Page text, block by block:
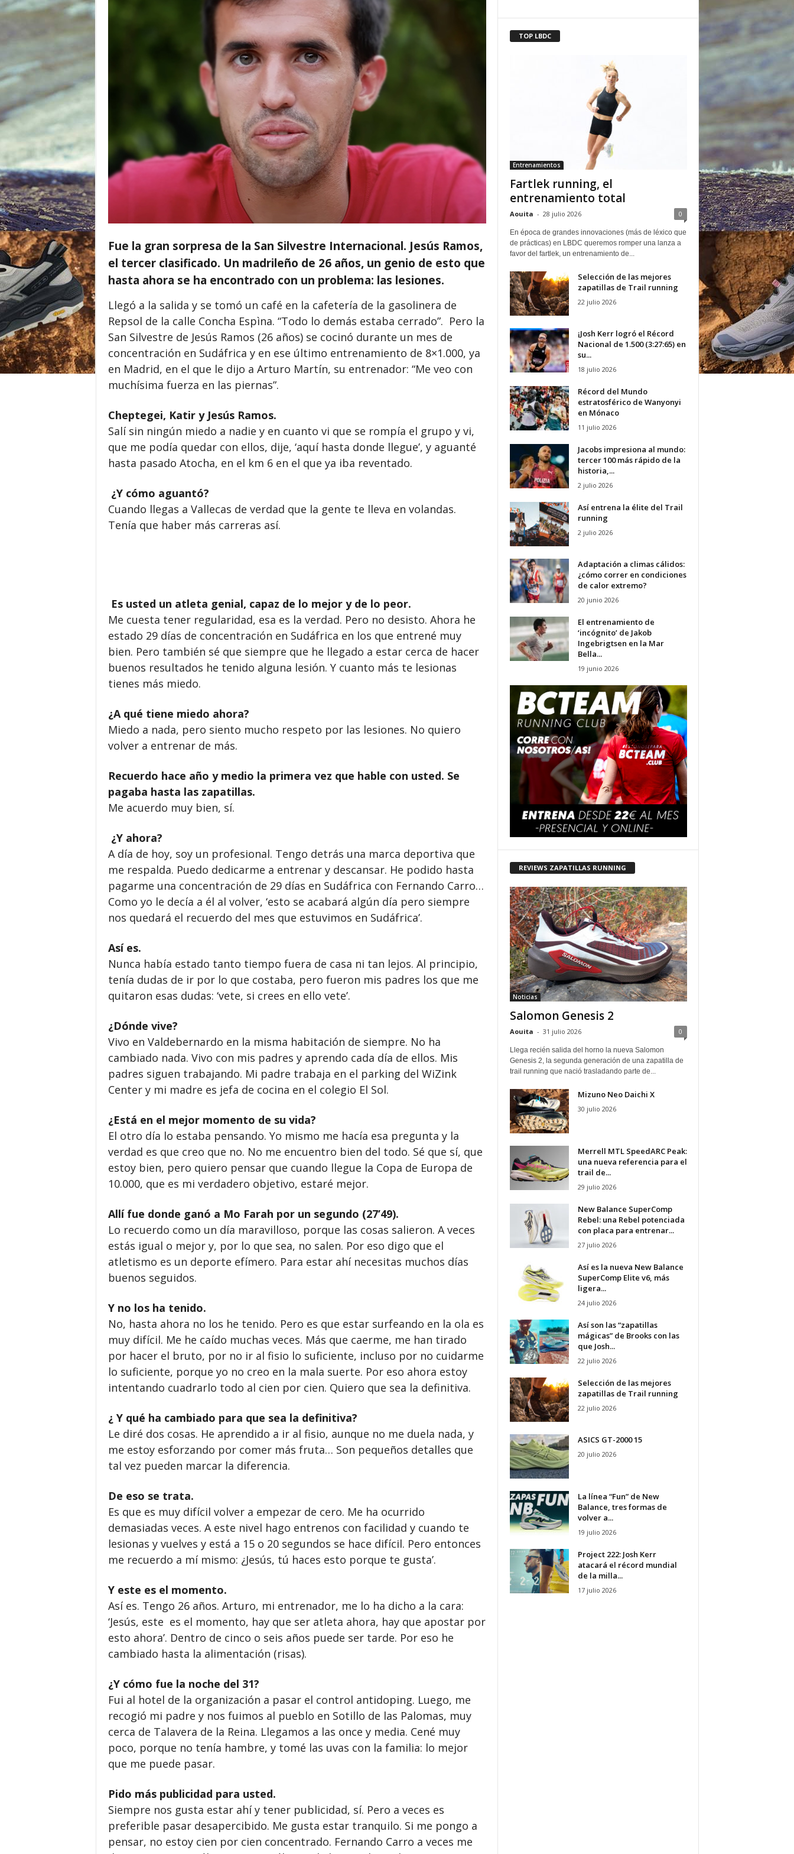
Fue la gran sorpresa de la San Silvestre Internacional. Jesús Ramos,
el tercer clasificado. Un madrileño de 26 años, un genio de esto que
hasta ahora se ha encontrado con un problema: las lesiones.
Llegó a la salida y se tomó un café en la cafetería de la gasolinera de
Repsol de la calle Concha Espìna. “Todo lo demás estaba cerrado”. Pero la
San Silvestre de Jesús Ramos (26 años) se cocinó durante un mes de
concentración en Sudáfrica y en ese último entrenamiento de 8×1.000, ya
en Madrid, en el que le dijo a Arturo Martín, su entrenador: “Me veo con
muchísima fuerza en las piernas”.
Cheptegei, Katir y Jesús Ramos.
Salí sin ningún miedo a nadie y en cuanto vi que se rompía el grupo y vi,
que me podía quedar con ellos, dije, ‘aquí hasta donde llegue’, y aguanté
hasta pasado Atocha, en el km 6 en el que ya iba reventado.
¿Y cómo aguantó?
Cuando llegas a Vallecas de verdad que la gente te lleva en volandas.
Tenía que haber más carreras así.
Es usted un atleta genial, capaz de lo mejor y de lo peor.
Me cuesta tener regularidad, esa es la verdad. Pero no desisto. Ahora he
estado 29 días de concentración en Sudáfrica en los que entrené muy
bien. Pero también sé que siempre que he llegado a estar cerca de hacer
buenos resultados he tenido alguna lesión. Y cuanto más te lesionas
tienes más miedo.
¿A qué tiene miedo ahora?
Miedo a nada, pero siento mucho respeto por las lesiones. No quiero
volver a entrenar de más.
Recuerdo hace año y medio la primera vez que hable con usted. Se
pagaba hasta las zapatillas.
Me acuerdo muy bien, sí.
¿Y ahora?
A día de hoy, soy un profesional. Tengo detrás una marca deportiva que
me respalda. Puedo dedicarme a entrenar y descansar. He podido hasta
pagarme una concentración de 29 días en Sudáfrica con Fernando Carro…
Como yo le decía a él al volver, ‘esto se acabará algún día pero siempre
nos quedará el recuerdo del mes que estuvimos en Sudáfrica’.
Así es.
Nunca había estado tanto tiempo fuera de casa ni tan lejos. Al principio,
tenía dudas de ir por lo que costaba, pero fueron mis padres los que me
quitaron esas dudas: ‘vete, si crees en ello vete’.
¿Dónde vive?
Vivo en Valdebernardo en la misma habitación de siempre. No ha
cambiado nada. Vivo con mis padres y aprendo cada día de ellos. Mis
padres siguen trabajando. Mi padre trabaja en el parking del WiZink
Center y mi madre es jefa de cocina en el colegio El Sol.
¿Está en el mejor momento de su vida?
El otro día lo estaba pensando. Yo mismo me hacía esa pregunta y la
verdad es que creo que no. No me encuentro bien del todo. Sé que sí, que
estoy bien, pero quiero pensar que cuando llegue la Copa de Europa de
10.000, que es mi verdadero objetivo, estaré mejor.
Allí fue donde ganó a Mo Farah por un segundo (27’49).
Lo recuerdo como un día maravilloso, porque las cosas salieron. A veces
estás igual o mejor y, por lo que sea, no salen. Por eso digo que el
atletismo es un deporte efímero. Para estar ahí necesitas muchos días
buenos seguidos.
Y no los ha tenido.
No, hasta ahora no los he tenido. Pero es que estar surfeando en la ola es
muy difícil. Me he caído muchas veces. Más que caerme, me han tirado
por hacer el bruto, por no ir al fisio lo suficiente, incluso por no cuidarme
lo suficiente, porque yo no creo en la mala suerte. Por eso ahora estoy
intentando cuadrarlo todo al cien por cien. Quiero que sea la definitiva.
¿ Y qué ha cambiado para que sea la definitiva?
Le diré dos cosas. He aprendido a ir al fisio, aunque no me duela nada, y
me estoy esforzando por comer más fruta… Son pequeños detalles que
tal vez pueden marcar la diferencia.
De eso se trata.
Es que es muy difícil volver a empezar de cero. Me ha ocurrido
demasiadas veces. A este nivel hago entrenos con facilidad y cuando te
lesionas y vuelves y está a 15 o 20 segundos se hace difícil. Pero entonces
me recuerdo a mí mismo: ¿Jesús, tú haces esto porque te gusta’.
Y este es el momento.
Así es. Tengo 26 años. Arturo, mi entrenador, me lo ha dicho a la cara:
‘Jesús, este es el momento, hay que ser atleta ahora, hay que apostar por
esto ahora’. Dentro de cinco o seis años puede ser tarde. Por eso he
cambiado hasta la alimentación (risas).
¿Y cómo fue la noche del 31?
Fui al hotel de la organización a pasar el control antidoping. Luego, me
recogió mi padre y nos fuimos al pueblo en Sotillo de las Palomas, muy
cerca de Talavera de la Reina. Llegamos a las once y media. Cené muy
poco, porque no tenía hambre, y tomé las uvas con la familia: lo mejor
que me puede pasar.
Pido más publicidad para usted.
Siempre nos gusta estar ahí y tener publicidad, sí. Pero a veces es
preferible pasar desapercibido. Me gusta estar tranquilo. Si me pongo a
pensar, no estoy cien por cien concentrado. Fernando Carro a veces me
TOP LBDC
Entrenamientos
Fartlek running, el
entrenamiento total
Aouita - 28 julio 2026 0
En época de grandes innovaciones (más de léxico que
de prácticas) en LBDC queremos romper una lanza a
favor del fartlek, un entrenamiento de...
Selección de las mejores
zapatillas de Trail running
22 julio 2026
¡Josh Kerr logró el Récord
Nacional de 1.500 (3:27:65) en
su...
18 julio 2026
Récord del Mundo
estratosférico de Wanyonyi
en Mónaco
11 julio 2026
Jacobs impresiona al mundo:
tercer 100 más rápido de la
historia,...
2 julio 2026
Así entrena la élite del Trail
running
2 julio 2026
Adaptación a climas cálidos:
¿cómo correr en condiciones
de calor extremo?
20 junio 2026
El entrenamiento de
‘incógnito’ de Jakob
Ingebrigtsen en la Mar
Bella...
19 junio 2026
REVIEWS ZAPATILLAS RUNNING
Noticias
Salomon Genesis 2
Aouita - 31 julio 2026 0
Llega recién salida del horno la nueva Salomon
Genesis 2, la segunda generación de una zapatilla de
trail running que nació trasladando parte de...
Mizuno Neo Daichi X
30 julio 2026
Merrell MTL SpeedARC Peak:
una nueva referencia para el
trail de...
29 julio 2026
New Balance SuperComp
Rebel: una Rebel potenciada
con placa para entrenar...
27 julio 2026
Así es la nueva New Balance
SuperComp Elite v6, más
ligera...
24 julio 2026
Así son las “zapatillas
mágicas” de Brooks con las
que Josh...
22 julio 2026
Selección de las mejores
zapatillas de Trail running
22 julio 2026
ASICS GT-2000 15
20 julio 2026
La línea “Fun” de New
Balance, tres formas de
volver a...
19 julio 2026
Project 222: Josh Kerr
atacará el récord mundial
de la milla...
17 julio 2026